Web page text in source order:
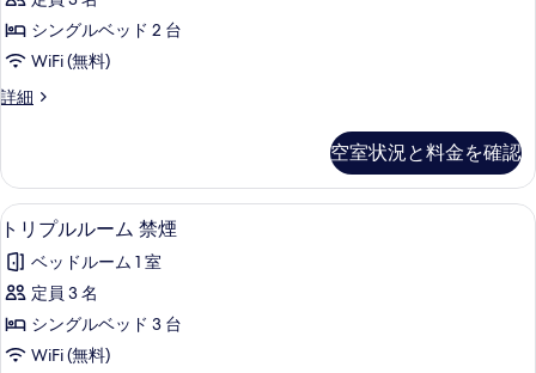
す
べ
て
真
を
表
示
す
る
禁
煙
詳
細
ン
ル
ム
煙
の
す
べ
て
の
写
シングルベッド 2 台
WiFi (無料)
詳細
ツ
ー
ム
禁
の
詳
空室状況と料金を確認
ト
リ
プ
ル
ル
遮光カーテン、アイロン / アイロン
5
トリプルルーム 禁煙
ベッドルーム 1 室
定員 3 名
シングルベッド 3 台
WiFi (無料)